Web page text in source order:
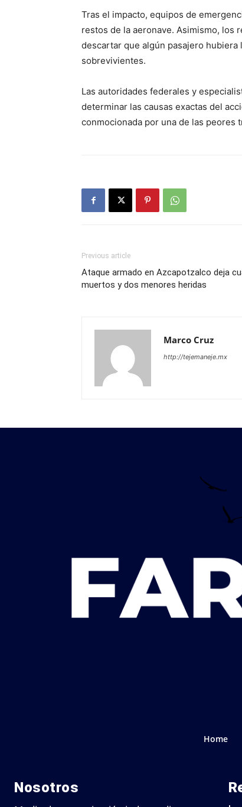
Tras el impacto, equipos de
restos de la aeronave. Asimismo, los
descartar que algún pasajero
sobrevivientes.
Las autoridades federales y
determinar las causas exactas del
conmocionada por una de las peores
Previous article
Ataque armado en Azcapotzalco deja
muertos y dos menores heridas
Marco Cruz
http://tejemaneje.mx
Home
Nosotros